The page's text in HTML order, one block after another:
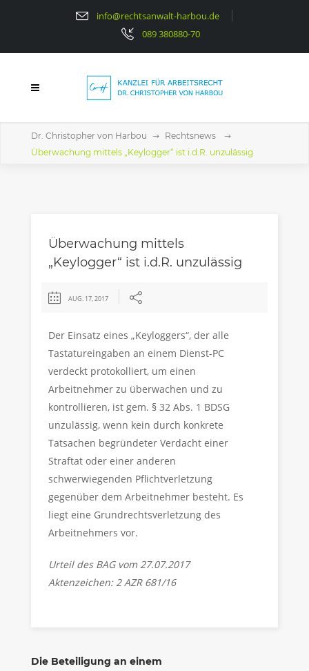
info@rechtsanwalt-harbou.de
089 380880-70
Dr. Christopher von Harbou
Rechtsnews
Überwachung mittels „Keylogger“ ist i.d.R. unzulässig
Überwachung mittels
„Keylogger“ ist i.d.R. unzulässig
AUG. 17, 2017
Der Einsatz eines „Keyloggers“, der alle
Tastatureingaben an einem Dienst-PC
verdeckt protokolliert, um einen
Arbeitnehmer zu überwachen und zu
kontrollieren, ist gem. § 32 Abs. 1 BDSG
unzulässig, wenn kein durch konkrete
Tatsachen begründeter Verdacht einer
Straftat oder einer anderen
schwerwiegenden Pflichtverletzung
gegenüber dem Arbeitnehmer besteht. Es
liegt eine Grundrechtsverletzung des
Arbeitnehmers vor.
Urteil des BAG vom 27.07.2017
Aktenzeichen: 2 AZR 681/16
Die Beteiligung an einem